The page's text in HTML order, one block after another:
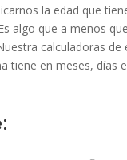
la edad que
algo que a menos
calculadoras de
tiene en meses, días